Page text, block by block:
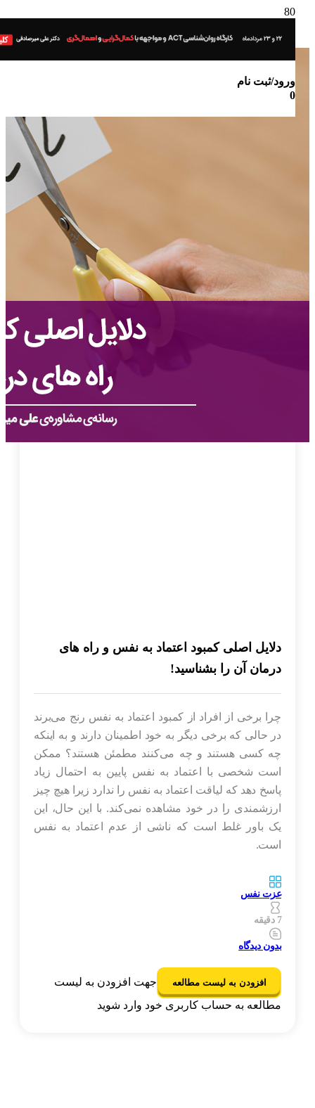
ورود/ثبت نام
دلایل اصلی کمبود اعتماد به نفس و راه های
درمان آن را بشناسید!
چرا برخی از افراد از کمبود اعتماد به نفس رنج می‌برند
در حالی که برخی دیگر به خود اطمینان دارند و به اینکه
چه کسی هستند و چه می‌کنند مطمئن هستند؟ ممکن
است شخصی با اعتماد به نفس پایین به احتمال زیاد
پاسخ دهد که لیاقت اعتماد به نفس را ندارد زیرا هیچ چیز
ارزشمندی را در خود مشاهده نمی‌کند. با این حال، این
یک باور غلط است که ناشی از عدم اعتماد به نفس
است.
عزت نفس
بدون دیدگاه
افزودن به لیست مطالعه
جهت افزودن به لیست
مطالعه به حساب کاربری خود وارد شوید